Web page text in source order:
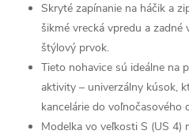
Skryté zapínanie na háčik a
šikmé vrecká vpredu a
štýlový prvok.
Tieto nohavice sú ideálne na
aktivity – univerzálny kúsok,
kancelárie do voľnočasového
Modelka vo veľkosti S (US 4)